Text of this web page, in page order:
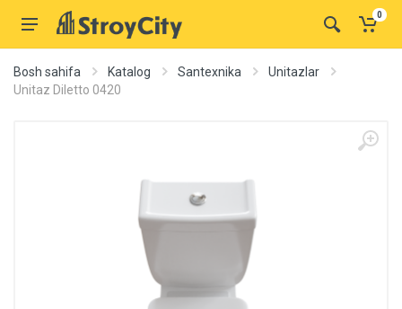
0
Bosh sahifa Katalog Santexnika
Unitazlar
Unitaz Diletto 0420